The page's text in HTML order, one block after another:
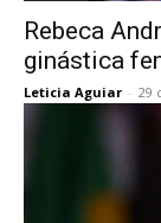
Rebeca
ginástica
Leticia Aguiar - 29